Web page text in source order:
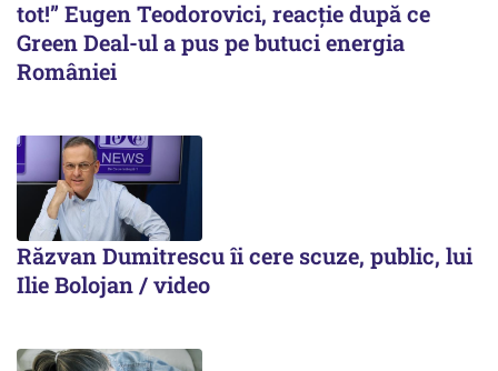
tot!” Eugen Teodorovici, reacție după ce
Green Deal-ul a pus pe butuci energia
României
Răzvan Dumitrescu îi cere scuze, public, lui
Ilie Bolojan / video